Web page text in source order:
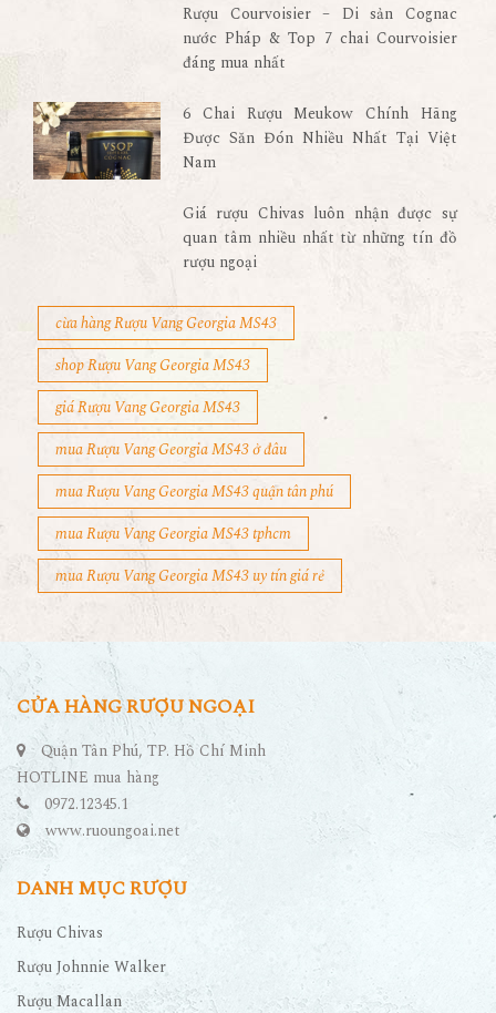
Rượu Courvoisier – Di sản Cognac
nước Pháp & Top 7 chai Courvoisier
đáng mua nhất
6 Chai Rượu Meukow Chính Hãng
Được Săn Đón Nhiều Nhất Tại Việt
Nam
Giá rượu Chivas luôn nhận được sự
quan tâm nhiều nhất từ những tín đồ
rượu ngoại
cừa hàng Rượu Vang Georgia MS43
shop Rượu Vang Georgia MS43
giá Rượu Vang Georgia MS43
mua Rượu Vang Georgia MS43 ở đâu
mua Rượu Vang Georgia MS43 quận tân phú
mua Rượu Vang Georgia MS43 tphcm
mua Rượu Vang Georgia MS43 uy tín giá rẻ
CỬA HÀNG RƯỢU NGOẠI
Quận Tân Phú, TP. Hồ Chí Minh
HOTLINE mua hàng
0972.12345.1
www.ruoungoai.net
DANH MỤC RƯỢU
Rượu Chivas
Rượu Johnnie Walker
Rượu Macallan